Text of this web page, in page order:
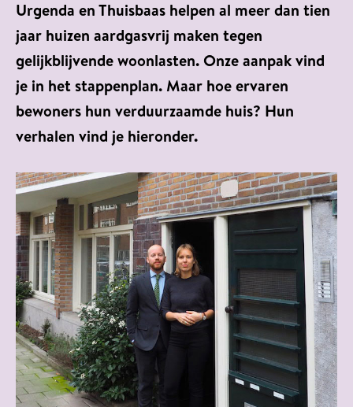
Urgenda en Thuisbaas helpen al meer dan tien
jaar huizen aardgasvrij maken tegen
gelijkblijvende woonlasten. Onze aanpak vind
je in het stappenplan. Maar hoe ervaren
bewoners hun verduurzaamde huis? Hun
verhalen vind je hieronder.